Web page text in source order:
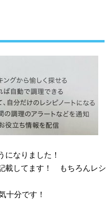
になりました！
載してます！ もちろんレシ
十分です！